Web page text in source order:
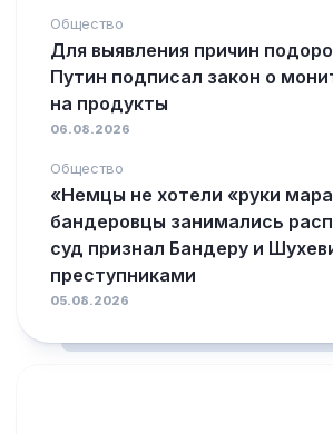
Общество
Для выявления причин
Путин подписал закон о
на продукты
06.08.2026
Общество
«Немцы не хотели «руки
бандеровцы занимались
суд признал Бандеру и
преступниками
05.08.2026